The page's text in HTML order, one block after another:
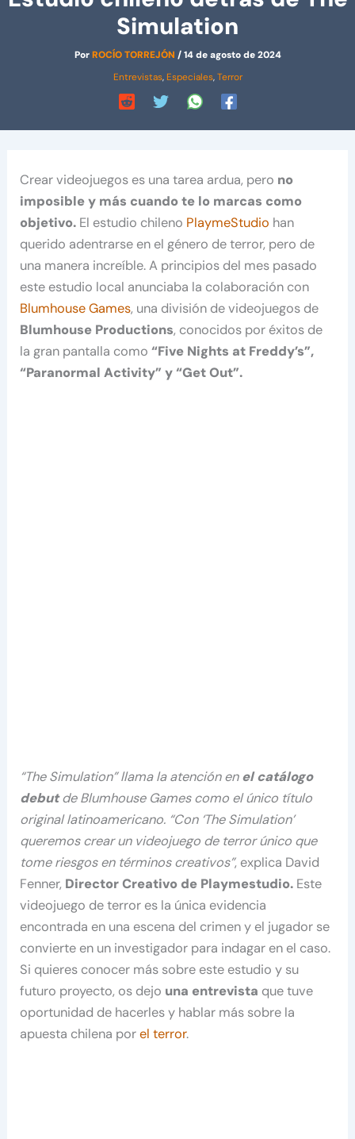
Simulation
PorROCÍO TORREJÓN /14 de agosto de 2024
Entrevistas, Especiales,Terror
Crear videojuegos es una tarea ardua, pero no
imposible y más cuando te lo marcas como
objetivo. El estudio chileno PlaymeStudio han
querido adentrarse en el género de terror, pero de
una manera increíble. A principios del mes pasado
este estudio local anunciaba la colaboración con
Blumhouse Games, una división de videojuegos de
Blumhouse Productions, conocidos por éxitos de
la gran pantalla como“Five Nights at Freddy’s”,
“Paranormal Activity” y “Get Out”.
“The Simulation” llama la atención enel catálogo
debutde Blumhouse Games como el único título
original latinoamericano. “Con ‘The Simulation’
queremos crear un videojuego de terror único que
tome riesgos en términos creativos”, explica David
Fenner, Director Creativo de Playmestudio. Este
videojuego de terror es la única evidencia
encontrada en una escena del crimen y el jugador se
convierte en un investigador para indagar en el caso.
Si quieres conocer más sobre este estudio y su
futuro proyecto, os dejo una entrevista que tuve
oportunidad de hacerles y hablar más sobre la
apuesta chilena porel terror.